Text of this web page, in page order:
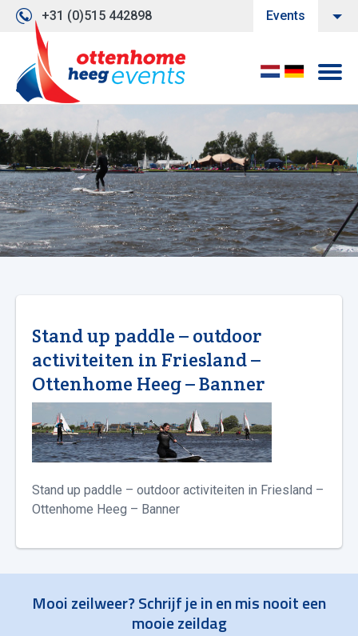
+31 (0)515 442898 Events
Stand up paddle – outdoor
activiteiten in Friesland –
Ottenhome Heeg – Banner
Stand up paddle – outdoor activiteiten in Friesland –
Ottenhome Heeg – Banner
Mooi zeilweer? Schrijf je in en mis nooit een
mooie zeildag